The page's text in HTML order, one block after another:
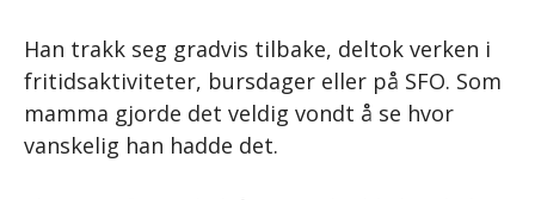
Han trakk seg gradvis tilbake, deltok verken i
fritidsaktiviteter, bursdager eller på SFO. Som
mamma gjorde det veldig vondt å se hvor
vanskelig han hadde det.